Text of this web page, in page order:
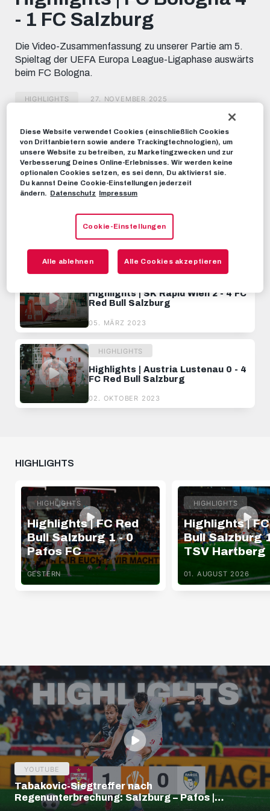
minutes,
seconds
- 1 FC Salzburg
Die Video-Zusammenfassung zu unserer Partie am 5.
Spieltag der UEFA Europa League-Ligaphase auswärts
beim FC Bologna.
HIGHLIGHTS 27. NOVEMBER 2025
Dieses Video teilen:
Tweet
EMPFOHLENE VIDEOS
HIGHLIGHTS
Highlights | FC Salzburg 1 - 2 FC
Chelsea
HIGHLIGHTS
Highlights | SK Rapid Wien 2 - 4 FC
Red Bull Salzburg
05. MÄRZ 2023
HIGHLIGHTS
Highlights | Austria Lustenau 0 - 4
FC Red Bull Salzburg
02. OKTOBER 2023
HIGHLIGHTS
HIGHLIGHTS
Highlights | FC Red
Bull Salzburg 1 - 0
Pafos FC
GESTERN
HIGHLIGHTS
Highlights |
Bull Salzburg
TSV Hartberg
01. AUGUST 2026
YOUTUBE
Tabakovic-Siegtreffer nach
Regenunterbrechung: Salzburg – Pafos |
Highlights | Europa League Q3
Diese Website verwendet Cookies (einschließlich Cookies
von Drittanbietern sowie andere Trackingtechnologien), um
unsere Website zu betreiben, zu Marketingzwecken und zur
Verbesserung Deines Online-Erlebnisses. Wir werden keine
optionalen Cookies setzen, es sei denn, Du aktivierst sie.
Du kannst Deine Cookie-Einstellungen jederzeit
ändern. Datenschutz Impressum
Cookie-Einstellungen
Alle ablehnen Alle Cookies akzeptieren